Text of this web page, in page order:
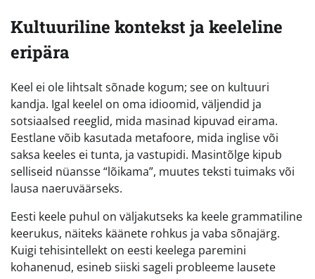
Kultuuriline kontekst ja keeleline
eripära
Keel ei ole lihtsalt sõnade kogum; see on kultuuri
kandja. Igal keelel on oma idioomid, väljendid ja
sotsiaalsed reeglid, mida masinad kipuvad eirama.
Eestlane võib kasutada metafoore, mida inglise või
saksa keeles ei tunta, ja vastupidi. Masintõlge kipub
selliseid nüansse “lõikama”, muutes teksti tuimaks või
lausa naeruväärseks.
Eesti keele puhul on väljakutseks ka keele grammatiline
keerukus, näiteks käänete rohkus ja vaba sõnajärg.
Kuigi tehisintellekt on eesti keelega paremini
kohanenud, esineb siiski sageli probleeme lausete